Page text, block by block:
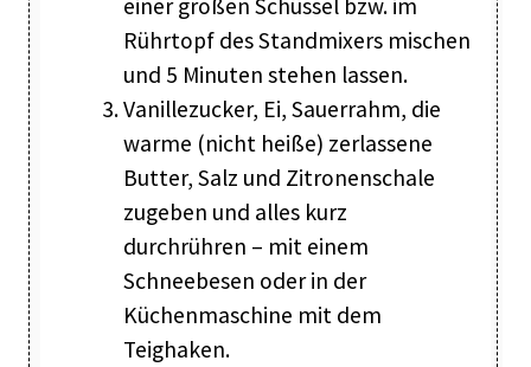
einer großen Schüssel bzw. im
Rührtopf des Standmixers mischen
und 5 Minuten stehen lassen.
Vanillezucker, Ei, Sauerrahm, die
warme (nicht heiße) zerlassene
Butter, Salz und Zitronenschale
zugeben und alles kurz
durchrühren – mit einem
Schneebesen oder in der
Küchenmaschine mit dem
Teighaken.